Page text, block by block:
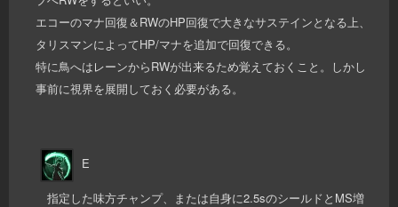
エコーのマナ回復＆RWのHP回復で大きなサステインとなる上、
タリスマンによってHP/マナを追加で回復できる。
特に鳥へはレーンからRWが出来るため覚えておくこと。しかし
事前に視界を展開しておく必要がある。
E
指定した味方チャンプ、または自身に2.5sのシールドとMS増